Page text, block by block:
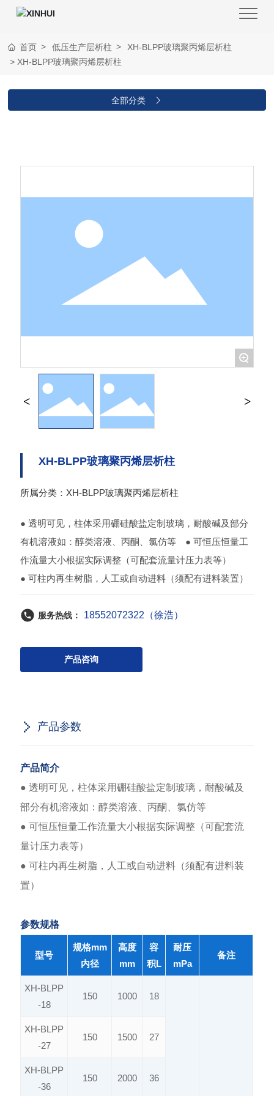
首页 低压生产层析柱
XH-BLPP玻璃聚丙烯层析柱
XH-BLPP玻璃聚丙烯层析柱
全部分类
+
XH-BLPP玻璃聚丙烯层析柱
所属分类：XH-BLPP玻璃聚丙烯层析柱
● 透明可见，柱体采用硼硅酸盐定制玻璃，耐酸碱及部分
有机溶液如：醇类溶液、丙酮、氯仿等 ● 可恒压恒量工
作流量大小根据实际调整（可配套流量计压力表等）
● 可柱内再生树脂，人工或自动进料（须配有进料装置）
服务热线： 18552072322（徐浩）
产品咨询
产品参数
产品简介
● 透明可见，柱体采用硼硅酸盐定制玻璃，耐酸碱及
部分有机溶液如：醇类溶液、丙酮、氯仿等
● 可恒压恒量工作流量大小根据实际调整（可配套流
量计压力表等）
● 可柱内再生树脂，人工或自动进料（须配有进料装
置）
参数规格
型号
规格mm
内径
高度
mm
容
积L
耐压
mPa
备注
XH-BLPP
-18
150 1000 18
XH-BLPP
-27
150 1500 27
XH-BLPP
-36
150 2000 36